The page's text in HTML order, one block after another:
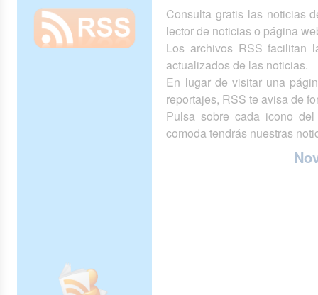
Consulta gratis las noticias
lector de noticias o página
Los archivos RSS facilitan
actualizados de las noticias.
En lugar de visitar una
reportajes, RSS te avisa de
Pulsa sobre cada icono
comoda tendrás nuestras